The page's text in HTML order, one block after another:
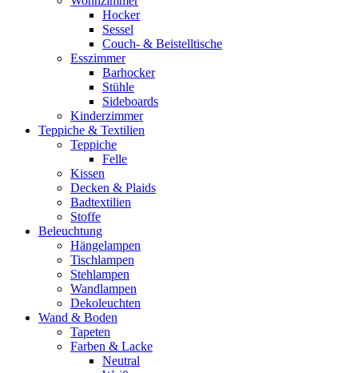
Hocker
Sessel
Couch- & Beistelltische
Esszimmer
Barhocker
Stühle
Sideboards
Kinderzimmer
Teppiche & Textilien
Teppiche
Felle
Kissen
Decken & Plaids
Badtextilien
Stoffe
Beleuchtung
Hängelampen
Tischlampen
Stehlampen
Wandlampen
Dekoleuchten
Wand & Boden
Tapeten
Farben & Lacke
Neutral